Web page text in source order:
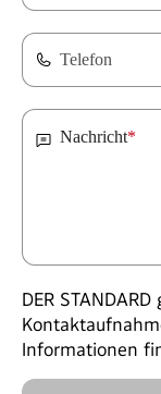
Telefon
Nachricht*
DER
Informationen